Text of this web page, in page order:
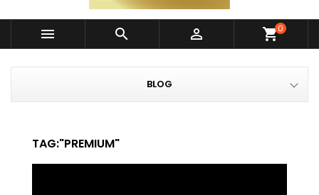
   shopping_cart0
BLOG
TAG:"PREMIUM"